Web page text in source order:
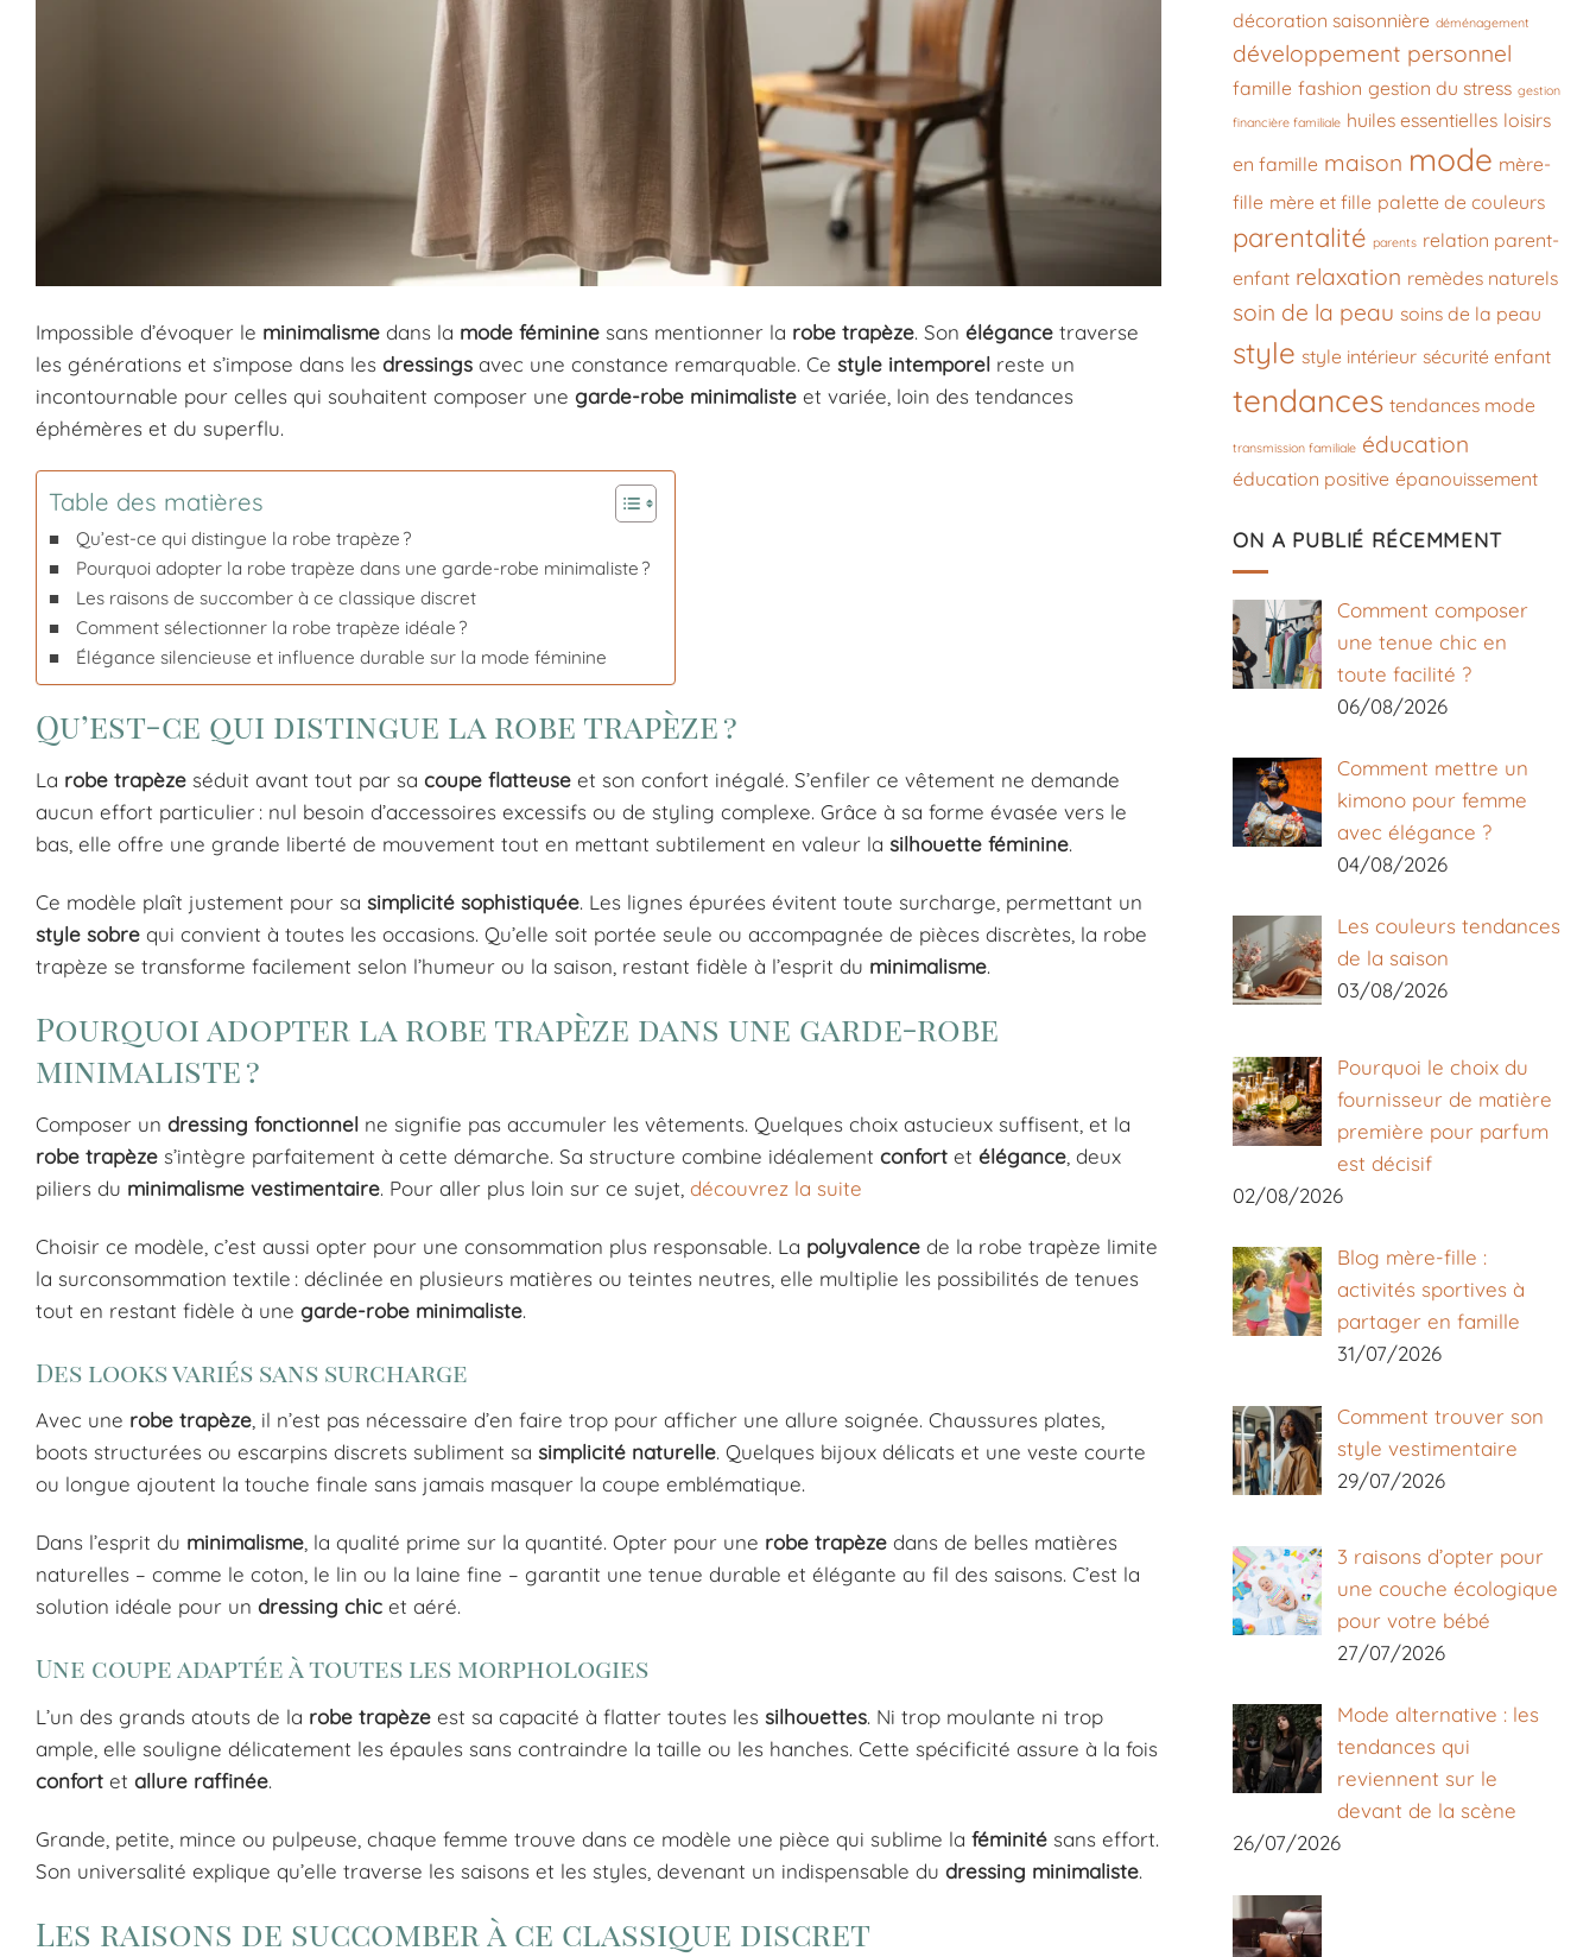
Impossible d’évoquer le minimalisme dans la mode féminine sans mentionner la robe trapèze. Son élégance traverse
les générations et s’impose dans les dressings avec une constance remarquable. Ce style intemporel reste un
incontournable pour celles qui souhaitent composer une garde-robe minimaliste et variée, loin des tendances
éphémères et du superflu.
Table des matières
Qu’est-ce qui distingue la robe trapèze ?
Pourquoi adopter la robe trapèze dans une garde-robe minimaliste ?
Les raisons de succomber à ce classique discret
Comment sélectionner la robe trapèze idéale ?
Élégance silencieuse et influence durable sur la mode féminine
Qu’est-ce qui distingue la robe trapèze ?
La robe trapèze séduit avant tout par sa coupe flatteuse et son confort inégalé. S’enfiler ce vêtement ne demande
aucun effort particulier : nul besoin d’accessoires excessifs ou de styling complexe. Grâce à sa forme évasée vers le
bas, elle offre une grande liberté de mouvement tout en mettant subtilement en valeur la silhouette féminine.
Ce modèle plaît justement pour sa simplicité sophistiquée. Les lignes épurées évitent toute surcharge, permettant un
style sobre qui convient à toutes les occasions. Qu’elle soit portée seule ou accompagnée de pièces discrètes, la robe
trapèze se transforme facilement selon l’humeur ou la saison, restant fidèle à l’esprit du minimalisme.
Pourquoi adopter la robe trapèze dans une garde-robe
minimaliste ?
Composer un dressing fonctionnel ne signifie pas accumuler les vêtements. Quelques choix astucieux suffisent, et la
robe trapèze s’intègre parfaitement à cette démarche. Sa structure combine idéalement confort et élégance , deux
piliers du minimalisme vestimentaire. Pour aller plus loin sur ce sujet, découvrez la suite
Choisir ce modèle, c’est aussi opter pour une consommation plus responsable. La polyvalence de la robe trapèze limite
la surconsommation textile : déclinée en plusieurs matières ou teintes neutres, elle multiplie les possibilités de tenues
tout en restant fidèle à une garde-robe minimaliste.
Des looks variés sans surcharge
Avec une robe trapèze, il n’est pas nécessaire d’en faire trop pour afficher une allure soignée. Chaussures plates,
boots structurées ou escarpins discrets subliment sa simplicité naturelle. Quelques bijoux délicats et une veste courte
ou longue ajoutent la touche finale sans jamais masquer la coupe emblématique.
Dans l’esprit du minimalisme, la qualité prime sur la quantité. Opter pour une robe trapèze dans de belles matières
naturelles – comme le coton, le lin ou la laine fine – garantit une tenue durable et élégante au fil des saisons. C’est la
solution idéale pour un dressing chic et aéré.
Une coupe adaptée à toutes les morphologies
L’un des grands atouts de la robe trapèze est sa capacité à flatter toutes les silhouettes. Ni trop moulante ni trop
ample, elle souligne délicatement les épaules sans contraindre la taille ou les hanches. Cette spécificité assure à la fois
confort et allure raffinée.
Grande, petite, mince ou pulpeuse, chaque femme trouve dans ce modèle une pièce qui sublime la féminité sans effort.
Son universalité explique qu’elle traverse les saisons et les styles, devenant un indispensable du dressing minimaliste.
Les raisons de succomber à ce classique discret
décoration saisonnière déménagement
développement personnel
famille fashion gestion du stress gestion
financière familiale huiles essentielles loisirs
en famille maison mode mère-
fille mère et fille palette de couleurs
parentalité parents relation parent-
enfant relaxation remèdes naturels
soin de la peau soins de la peau
style style intérieur sécurité enfant
tendances tendances mode
transmission familiale éducation
éducation positive épanouissement
ON A PUBLIÉ RÉCEMMENT
Comment composer
une tenue chic en
toute facilité ?
06/08/2026
Comment mettre un
kimono pour femme
avec élégance ?
04/08/2026
Les couleurs tendances
de la saison
03/08/2026
Pourquoi le choix du
fournisseur de matière
première pour parfum
est décisif
02/08/2026
Blog mère-fille :
activités sportives à
partager en famille
31/07/2026
Comment trouver son
style vestimentaire
29/07/2026
3 raisons d’opter pour
une couche écologique
pour votre bébé
27/07/2026
Mode alternative : les
tendances qui
reviennent sur le
devant de la scène
26/07/2026